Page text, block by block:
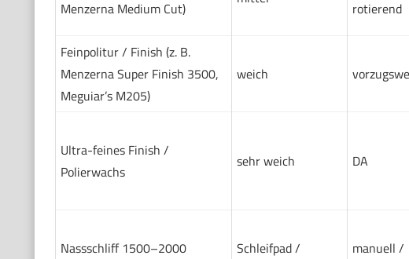
Menzerna Medium Cut)
rotierend
Feinpolitur / Finish (z. B.
Menzerna Super Finish 3500,
Meguiar’s M205)
weich
Ultra-feines Finish /
Polierwachs
sehr weich DA
Nassschliff 1500–2000
Schleifpad /
manuell /